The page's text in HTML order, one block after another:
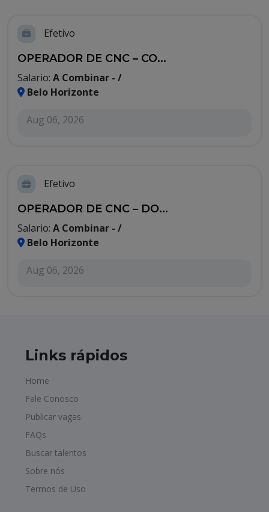
Efetivo
OPERADOR DE CNC – CO...
Salario: A Combinar - /
Belo Horizonte
Aug 06, 2026
Efetivo
OPERADOR DE CNC – DO...
Salario: A Combinar - /
Belo Horizonte
Aug 06, 2026
Links rápidos
Home
Fale Conosco
Publicar vagas
FAQs
Buscar talentos
Sobre nós
Termos de Uso